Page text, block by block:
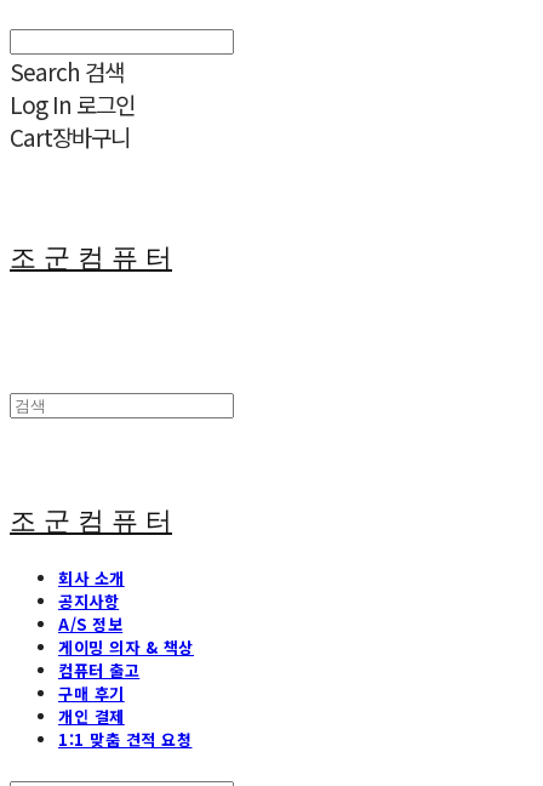
Search 검색
Log In 로그인
Cart장바구니
조 군 컴 퓨 터
조 군 컴 퓨 터
회사 소개
공지사항
A/S 정보
게이밍 의자 & 책상
컴퓨터 출고
구매 후기
개인 결제
1:1 맞춤 견적 요청